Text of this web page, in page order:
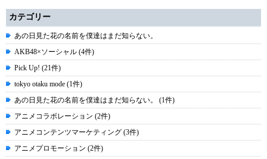
カテゴリー
あの日見た花の名前を僕達はまだ知らない。
AKB48×ソーシャル (4件)
Pick Up! (21件)
tokyo otaku mode (1件)
あの日見た花の名前を僕達はまだ知らない。 (1件)
アニメコラボレーション (2件)
アニメコンテンツマーケティング (3件)
アニメプロモーション (2件)